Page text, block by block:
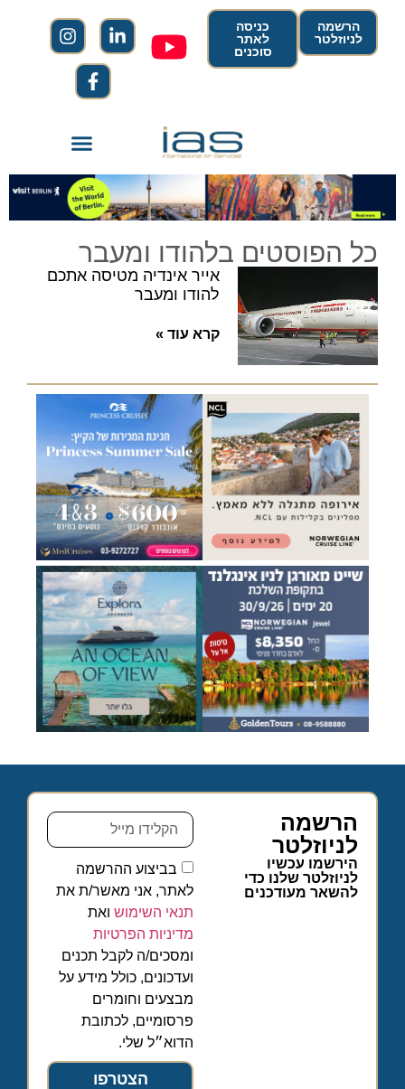
הרשמה
לניוזלטר
כניסה
לאתר
סוכנים
כל הפוסטים בלהודו ומעבר
אייר אינדיה מטיסה אתכם
להודו ומעבר
קרא עוד »
הרשמה
לניוזלטר
הירשמו עכשיו
לניוזלטר שלנו כדי
להשאר מעודכנים
בביצוע ההרשמה
לאתר, אני מאשר/ת את
תנאי השימוש ואת
מדיניות הפרטיות
ומסכים/ה לקבל תכנים
ועדכונים, כולל מידע על
מבצעים וחומרים
פרסומיים, לכתובת
הדוא״ל שלי.
הצטרפו